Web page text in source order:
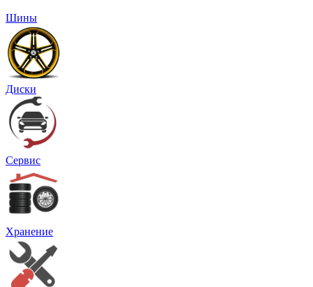
Шины
Диски
Сервис
Хранение